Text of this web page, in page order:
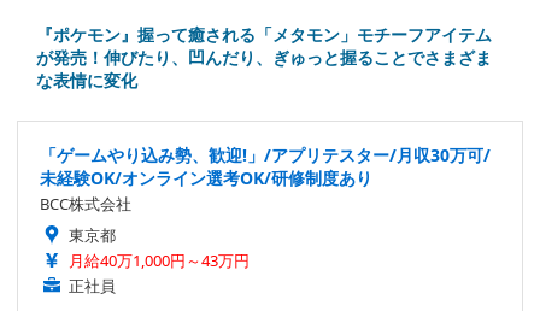
『ポケモン』握って癒される「メタモン」モチーフアイテム
が発売！伸びたり、凹んだり、ぎゅっと握ることでさまざま
な表情に変化
「ゲームやり込み勢、歓迎!」/アプリテスター/月収30万可/
未経験OK/オンライン選考OK/研修制度あり
BCC株式会社
東京都
月給40万1,000円～43万円
正社員